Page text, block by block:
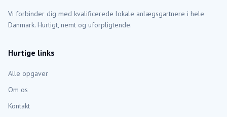
Vi forbinder dig med kvalificerede lokale anlægsgartnere i hele
Danmark. Hurtigt, nemt og uforpligtende.
Hurtige links
Alle opgaver
Om os
Kontakt